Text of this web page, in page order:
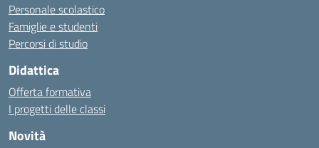
Personale scolastico
Famiglie e studenti
Percorsi di studio
Didattica
Offerta formativa
I progetti delle classi
Novità